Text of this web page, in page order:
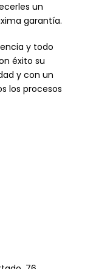
un
garantía.
y todo
éxito su
y con un
los procesos